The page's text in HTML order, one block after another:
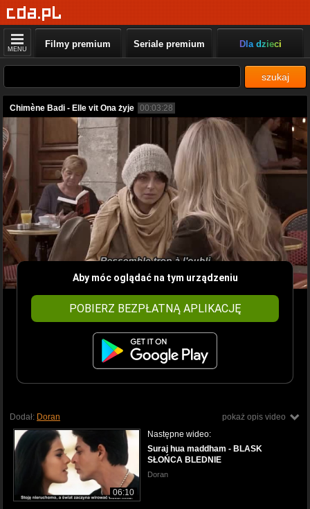
MENU Filmy premium Seriale premium Dla dzieci
szukaj
Chimène Badi - Elle vit Ona żyje 00:03:28
Aby móc oglądać na tym urządzeniu
POBIERZ BEZPŁATNĄ APLIKACJĘ
pokaż opis video
Dodał: Doran
06:10
Następne wideo:
Suraj hua maddham - BLASK
SŁOŃCA BLEDNIE
Doran